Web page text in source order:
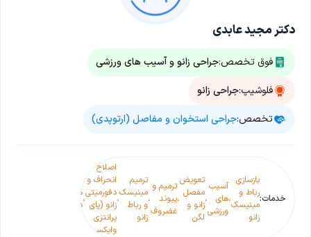
دکتر مجید عابدی
فوق تخصص:جراحی زانو و آسیب های ورزشی
فلوشیپ:جراحی زانو
تخصص:جراحی استخوان و مفاصل (ارتوپدی)
خدمات:
بازسازی
رباط و
مینیسک
زانو
،
آسیب
های
ورزشی
،
تعویض
مفصل
زانو و
لگن
،
ترمیم و
پیوند
غضروف
،
ترمیم
مینیسک
و رباط
زانو
،
اصلاح
انحراف و
دفورمیتی
زانو (پای
پرانتزی
وایکسی)
،ها و
دررفتگی